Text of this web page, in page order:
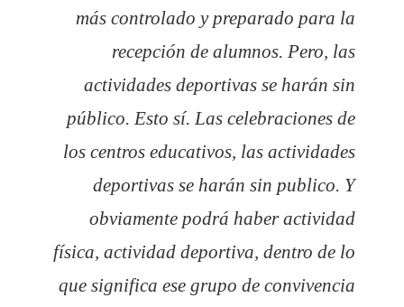
más controlado y preparado para la
recepción de alumnos. Pero, las
actividades deportivas se harán sin
público. Esto sí. Las celebraciones de
los centros educativos, las actividades
deportivas se harán sin publico. Y
obviamente podrá haber actividad
física, actividad deportiva, dentro de lo
que significa ese grupo de convivencia